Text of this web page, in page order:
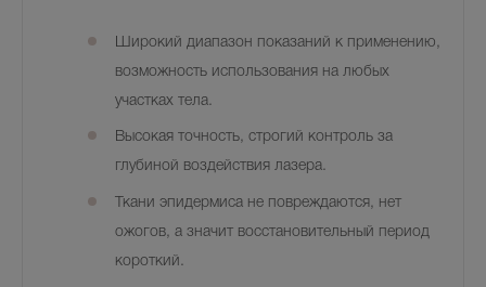
Широкий диапазон показаний к применению,
возможность использования на любых
участках тела.
Высокая точность, строгий контроль за
глубиной воздействия лазера.
Ткани эпидермиса не повреждаются, нет
ожогов, а значит восстановительный период
короткий.